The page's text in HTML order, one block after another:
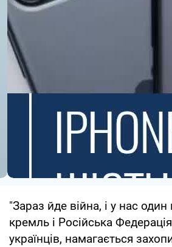
"Зараз йде війна, і у нас
кремль і Російська
українців, намагається